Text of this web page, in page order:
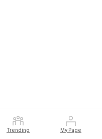
Trending My Page